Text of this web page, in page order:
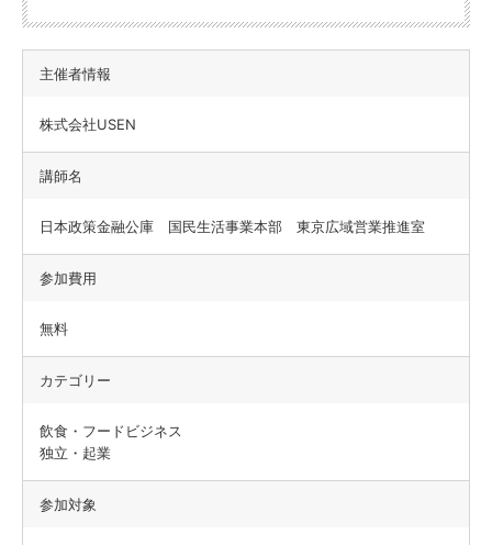
主催者情報
株式会社USEN
講師名
日本政策金融公庫 国民生活事業本部 東京広域営業推進室
参加費用
無料
カテゴリー
飲食・フードビジネス
独立・起業
参加対象